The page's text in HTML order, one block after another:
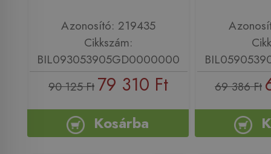
Azonosító: 219435
Cikkszám:
BIL093053905GD0000000
90 125 Ft 79 310 Ft
Kosárba
69 386 Ft